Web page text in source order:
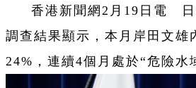
香港新聞網2月19日電 日
調查結果顯示，本月岸田文雄
24%，連續4個月處於“危險水